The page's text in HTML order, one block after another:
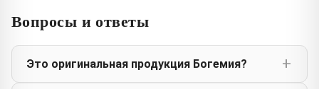
Вопросы и ответы
Это оригинальная продукция Богемия?